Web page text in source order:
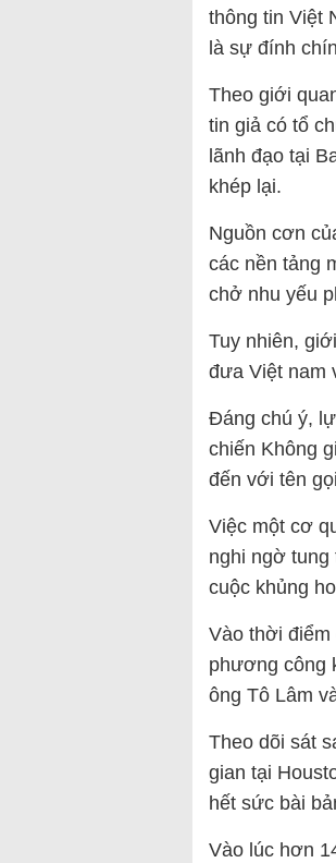
thông tin Việt
là sự đính
Theo giới
tin giả có tổ
lãnh đạo tại
khép lại.
Nguồn cơn
các nền tảng
chở nhu yếu
Tuy nhiên,
đưa Việt nam
Đáng chú ý,
chiến Không
đến với tên
Việc một cơ
nghi ngờ tung
cuộc khủng
Vào thời điểm
phương công
ông Tô Lâm
Theo dõi sát
gian tại
hết sức bài
Vào lúc hơn